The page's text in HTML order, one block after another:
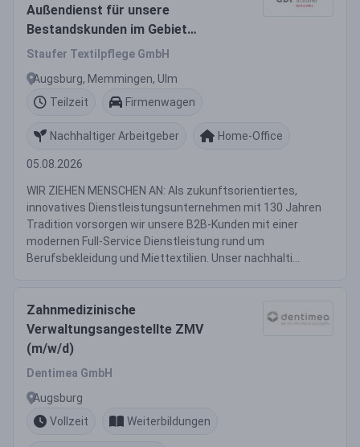
Außendienst für unsere
Bestandskunden im Gebiet
Augsburg, Memmingen und Ulm
Staufer Textilpflege GmbH
Augsburg, Memmingen, Ulm
Teilzeit
Firmenwagen
Nachhaltiger Arbeitgeber Home-Office
05.08.2026
WIR ZIEHEN MENSCHEN AN: Als zukunftsorientiertes,
innovatives Dienstleistungsunternehmen mit 130 Jahren
Tradition vorsorgen wir unsere B2B-Kunden mit einer
modernen Full-Service Dienstleistung rund um
Berufsbekleidung und Miettextilien. Unser nachhalti...
Zahnmedizinische
Verwaltungsangestellte ZMV
(m/w/d)
Dentimea GmbH
Augsburg
Vollzeit
Weiterbildungen